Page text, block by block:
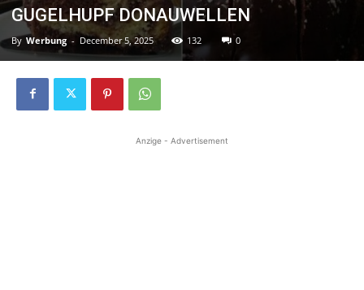
GUGELHUPF DONAUWELLEN
By Werbung - December 5, 2025 132 0
Anzige - Advertisement